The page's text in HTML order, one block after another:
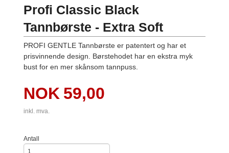
Profi Classic Black
Tannbørste - Extra Soft
PROFI GENTLE Tannbørste er patentert og har et
prisvinnende design. Børstehodet har en ekstra myk
bust for en mer skånsom tannpuss.
Pris
NOK 59,00
inkl. mva.
Antall